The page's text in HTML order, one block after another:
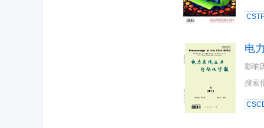
电
影响
搜索